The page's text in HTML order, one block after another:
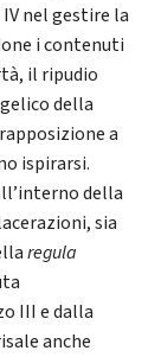
nel gestire la
i contenuti
il ripudio
della
a
ispirarsi.
della
sia
regula
III e dalla
anche